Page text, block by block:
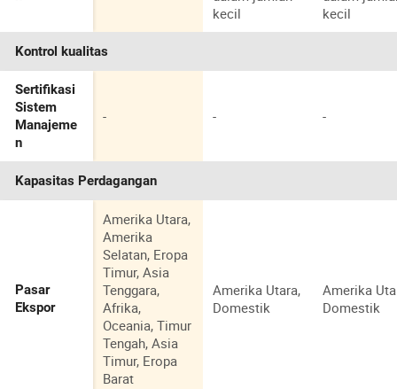
kecil
kecil
Kontrol kualitas
Sertifikasi
Sistem
Manajeme
n
- - -
Kapasitas Perdagangan
Pasar
Ekspor
Amerika Utara,
Amerika
Selatan, Eropa
Timur, Asia
Tenggara,
Afrika,
Oceania, Timur
Tengah, Asia
Timur, Eropa
Barat
Amerika Utara,
Domestik
Amerika
Domestik